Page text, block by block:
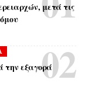
μετά τις
την εξαγορά